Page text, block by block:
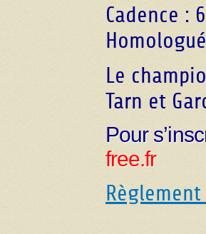
Cadence :
Le
Tarn et
Pour
free.fr